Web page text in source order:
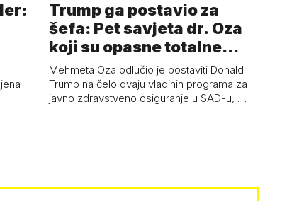
Trump ga postavio za
šefa: Pet savjeta dr. Oza
koji su opasne totalne
budalašti…
Mehmeta Oza odlučio je postaviti Donald
Trump na čelo dvaju vladinih programa za
javno zdravstveno osiguranje u SAD-u, …